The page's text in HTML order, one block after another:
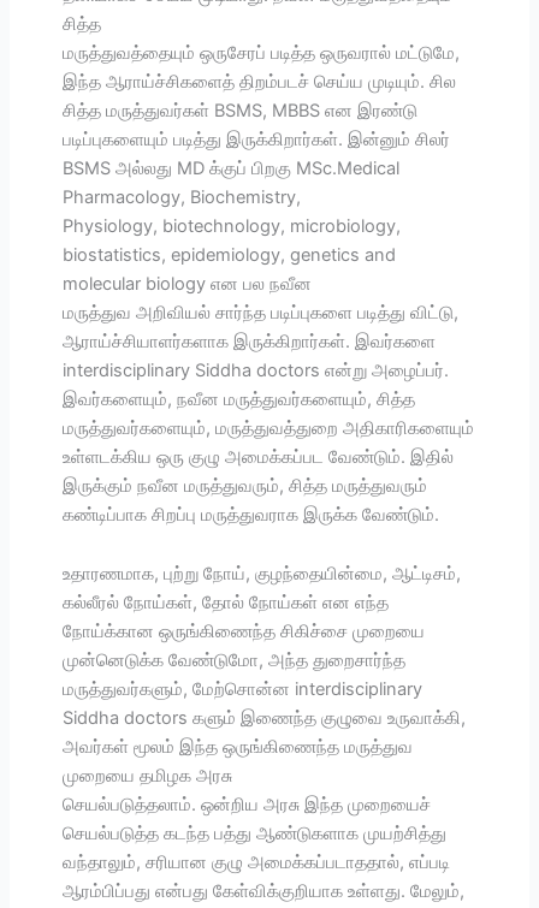
சித்த
மருத்துவத்தையும் ஒருசேரப் படித்த ஒருவரால் மட்டுமே,
இந்த ஆராய்ச்சிகளைத் திறம்படச் செய்ய முடியும். சில
சித்த மருத்துவர்கள் BSMS, MBBS என இரண்டு
படிப்புகளையும் படித்து இருக்கிறார்கள். இன்னும் சிலர்
BSMS அல்லது MD க்குப் பிறகு MSc.Medical
Pharmacology, Biochemistry,
Physiology, biotechnology, microbiology,
biostatistics, epidemiology, genetics and
molecular biology என பல நவீன
மருத்துவ அறிவியல் சார்ந்த படிப்புகளை படித்து விட்டு,
ஆராய்ச்சியாளர்களாக இருக்கிறார்கள். இவர்களை
interdisciplinary Siddha doctors என்று அழைப்பர்.
இவர்களையும், நவீன மருத்துவர்களையும், சித்த
மருத்துவர்களையும், மருத்துவத்துறை அதிகாரிகளையும்
உள்ளடக்கிய ஒரு குழு அமைக்கப்பட வேண்டும். இதில்
இருக்கும் நவீன மருத்துவரும், சித்த மருத்துவரும்
கண்டிப்பாக சிறப்பு மருத்துவராக இருக்க வேண்டும்.
உதாரணமாக, புற்று நோய், குழந்தையின்மை, ஆட்டிசம்,
கல்லீரல் நோய்கள், தோல் நோய்கள் என எந்த
நோய்க்கான ஒருங்கிணைந்த சிகிச்சை முறையை
முன்னெடுக்க வேண்டுமோ, அந்த துறைசார்ந்த
மருத்துவர்களும், மேற்சொன்ன interdisciplinary
Siddha doctors களும் இணைந்த குழுவை உருவாக்கி,
அவர்கள் மூலம் இந்த ஒருங்கிணைந்த மருத்துவ
முறையை தமிழக அரசு
செயல்படுத்தலாம். ஒன்றிய அரசு இந்த முறையைச்
செயல்படுத்த கடந்த பத்து ஆண்டுகளாக முயற்சித்து
வந்தாலும், சரியான குழு அமைக்கப்படாததால், எப்படி
ஆரம்பிப்பது என்பது கேள்விக்குறியாக உள்ளது. மேலும்,